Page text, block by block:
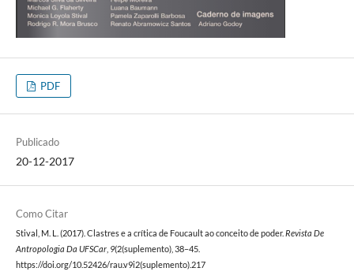
PDF
Publicado
20-12-2017
Como Citar
Stival, M. L. (2017). Clastres e a crítica de Foucault ao conceito de poder.Revista De
Antropologia Da UFSCar, 9(2(suplemento), 38–45.
https://doi.org/10.52426/rau.v9i2(suplemento).217